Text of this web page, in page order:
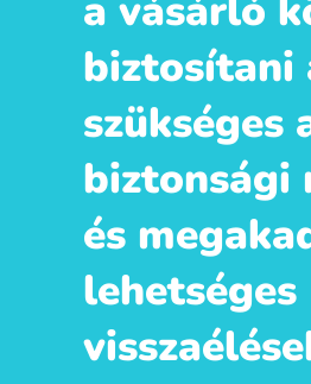
a vásárló
biztosítani
szükséges
biztonsági
és
lehetséges